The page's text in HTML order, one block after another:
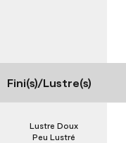
Fini(s)/Lustre(s)
Peu Lustré
Lustre Doux